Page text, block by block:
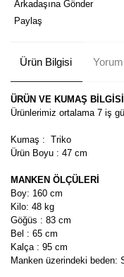
Arkadaşına Gönder
Paylaş
Ürün Bilgisi
ÜRÜN VE KUMAŞ BİLGİSİ
Ürünlerimiz ortalama 7 iş
Kumaş : Triko
Ürün Boyu : 47 cm
MANKEN ÖLÇÜLERİ
Boy: 160 cm
Kilo: 48 kg
Göğüs : 83 cm
Bel : 65 cm
Kalça : 95 cm
Manken üzerindeki beden: